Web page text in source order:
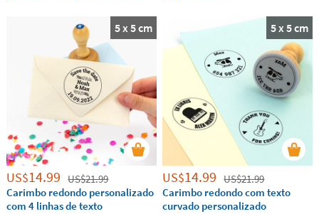
5 x 5 cm
US$14.99 US$21.99
Carimbo redondo personalizado
com 4 linhas de texto
5 x 5 cm
US$14.99 US$21.99
Carimbo redondo com texto
curvado personalizado